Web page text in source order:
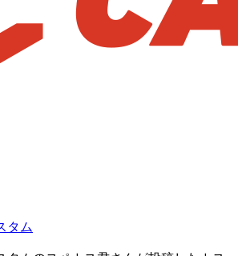
タム